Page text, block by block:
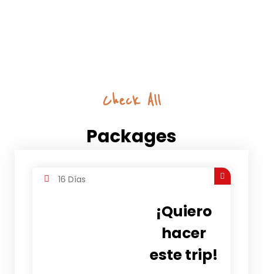
Check All
Packages
16 Días
¡Quiero
hacer
este trip!